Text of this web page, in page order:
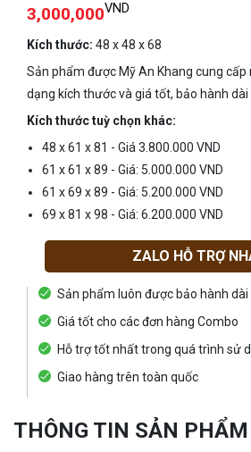
3,000,000VND
Kích thước: 48 x 48 x 68
Sản phẩm được Mỹ An Khang cung
dạng kích thước và giá tốt, bảo hành dài
Kích thước tuỳ chọn khác:
48 x 61 x 81 - Giá 3.800.000 VND
61 x 61 x 89 - Giá: 5.000.000 VND
61 x 69 x 89 - Giá: 5.200.000 VND
69 x 81 x 98 - Giá: 6.200.000 VND
ZALO HỖ TRỢ
Sản phẩm luôn được bảo hành dài
Giá tốt cho các đơn hàng Combo
Hỗ trợ tốt nhất trong quá trình sử
Giao hàng trên toàn quốc
THÔNG TIN SẢN PHẨM